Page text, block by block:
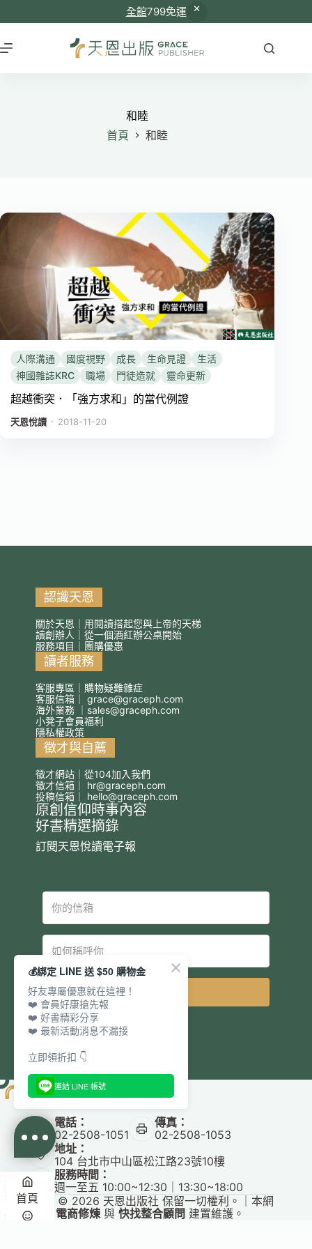
全館799免運
至
主
和睦
首頁
和睦
人際溝通 國度視野 成長 生命見證
生活
神國雜誌KRC
職場 門徒造就 靈命更新
超越衝突．「強方求和」的當代例證
天恩悅讀 ． 2018-11-20
認識天恩
關於天恩｜用閱讀搭起您與上帝的天梯
讀創辦人｜從一個酒紅辦公桌開始
服務項目｜團購優惠
讀者服務
客服專區｜購物疑難雜症
客服信箱｜ grace@graceph.com
海外業務 ｜ sales@graceph.com
小凳子會員福利
隱私權政策
徵才與自薦
徵才網站｜從104加入我們
徵才信箱｜ hr@graceph.com
投稿信箱｜ hello@graceph.com
原創信仰時事內容
好書精選摘錄
訂閱天恩悅讀電子報
電話：
02-2508-1051
傳真：
02-2508-1053
地址：
104 台北市中山區松江路23號10樓
服務時間：
週一至五 10:00~12:30｜13:30~18:00
Copyright © 2026 天恩出版社 保留一切權利。｜本網
站由 電商修煉與快找整合顧問 建置維護。
首頁
💰綁定 LINE 送 $50 購物金
好友專屬優惠就在這裡！
❤️ 會員好康搶先報
❤️ 好書精彩分享
❤️ 最新活動消息不漏接
立即領折扣 👇
連結 LINE 帳號